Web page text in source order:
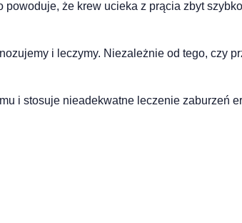
że krew ucieka z prącia zbyt
i leczymy. Niezależnie od tego, czy
i stosuje nieadekwatne leczenie zaburzeń